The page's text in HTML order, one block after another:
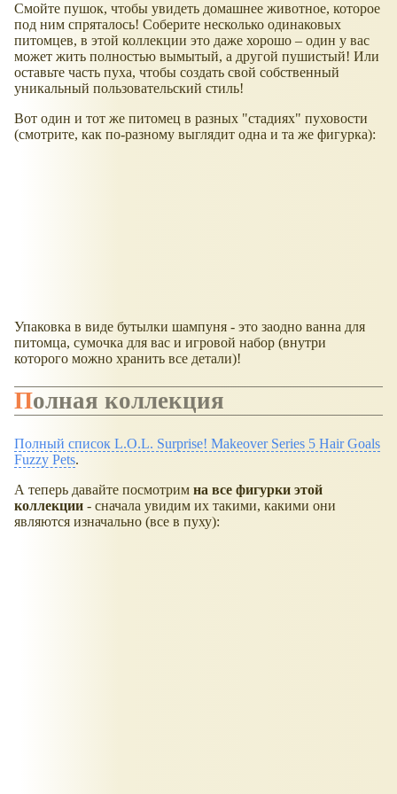
Смойте пушок, чтобы увидеть домашнее животное, которое
под ним спряталось! Соберите несколько одинаковых
питомцев, в этой коллекции это даже хорошо – один у вас
может жить полностью вымытый, а другой пушистый! Или
оставьте часть пуха, чтобы создать свой собственный
уникальный пользовательский стиль!
Вот один и тот же питомец в разных "стадиях" пуховости
(смотрите, как по-разному выглядит одна и та же фигурка):
Упаковка в виде бутылки шампуня - это заодно ванна для
питомца, сумочка для вас и игровой набор (внутри
которого можно хранить все детали)!
Полная коллекция
Полный список L.O.L. Surprise! Makeover Series 5 Hair Goals
Fuzzy Pets.
А теперь давайте посмотрим на все фигурки этой
коллекции - сначала увидим их такими, какими они
являются изначально (все в пуху):